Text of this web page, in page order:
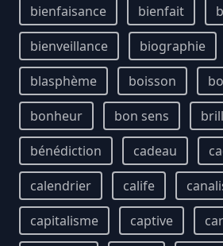
bienfaisance
bienfait
bienveillance
biographie
blasphème
boisson
bonheur
bon sens
bénédiction
cadeau
calendrier
calife
capitalisme
captive